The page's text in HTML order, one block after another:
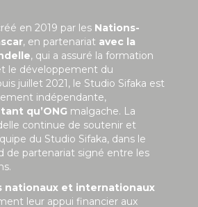
en 2019 par les Nations-
, en partenariat avec la
, qui a assuré la formation
le développement du
juillet 2021, le Studio Sifaka est
indépendante,
qu’ONG malgache. La
continue de soutenir et
du Studio Sifaka, dans le
de partenariat signé entre les
nationaux et internationaux
leur appui financier aux